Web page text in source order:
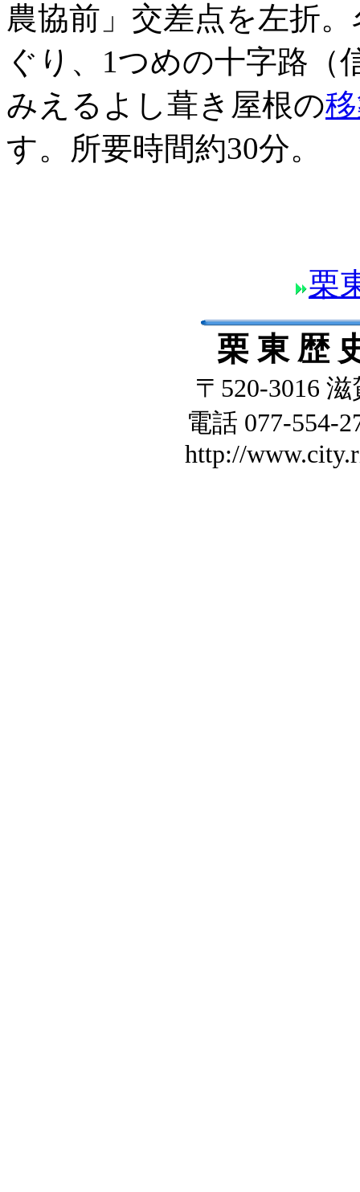
農協前」交差点を左折
ぐり、1つめの十字路（
みえるよし葺き屋根の
す。所要時間約30分。
栗
栗 東 歴
〒520-3016
電話 077-554-
http://